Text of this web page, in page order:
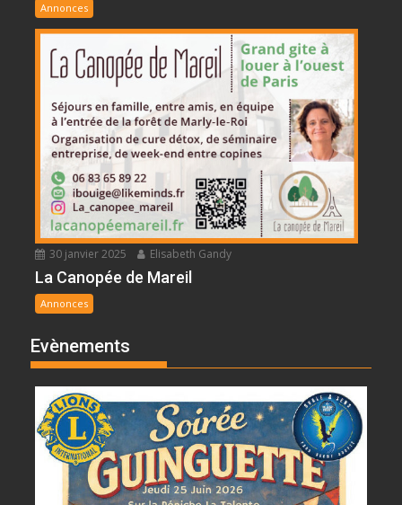
Annonces
30 janvier 2025 Elisabeth Gandy
La Canopée de Mareil
Annonces
Evènements